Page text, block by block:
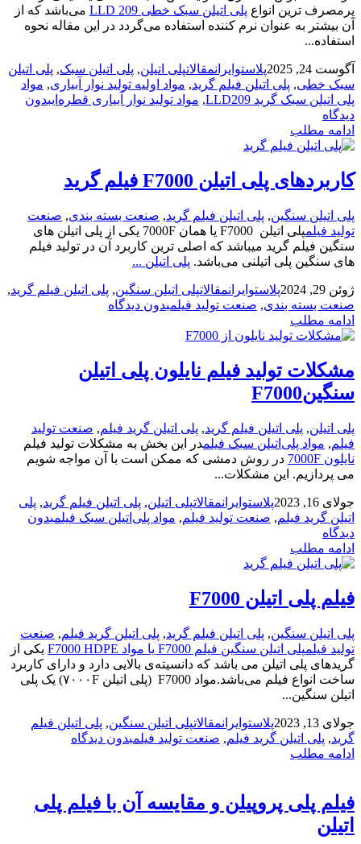
پرمصرف ترین انواع پلی اتیلن سبک خطی LLD 209
می‌باشد که از
آن بیشتر به عنوان نرم کننده استفاده می‌گردد در این مقاله نحوه
استفاده...
آگوست 24, 2025 پلاستوایرانمقالاتپلی اتیلن, پلی اتیلن سبک, پلی اتیلن
سبک خطی, پلی اتیلن فیلم گرید, مواد اولیه تولید نوار آبیاری, مواد
پلی اتیلن سبک گرید LLD209
, مواد تولید نوار آبیاری قطره‌ایبدون
دیدگاه
ادامه مطلب
کاربردهای پلی اتیلن F7000 فیلم گرید
پلی اتیلن سنگین, پلی اتیلن فیلم گرید, صنعت بسته بندی, صنعت
تولید فیلم
پلی اتیلن F7000 یا همان 7000F یکی از پلی اتیلن های
سنگین فیلم گرید میباشد که اصلی ترین کاربرد آن در تولید فیلم
های سنگین پلی اتیلنی می‌باشد. پلی اتیلن ...
ژوئن 29, 2024 پلاستوایرانمقالاتپلی اتیلن سنگین, پلی اتیلن فیلم گرید,
صنعت بسته بندی, صنعت تولید فیلمبدون دیدگاه
ادامه مطلب
مشکلات تولید فیلم نایلون پلی اتیلن
سنگینF7000
پلی اتیلن, پلی اتیلن فیلم گرید, پلی اتیلن گرید فیلم, صنعت تولید
فیلم, مواد پلی‌اتیلن سبک فیلمدر این بخش به مشکلات تولید فیلم
نایلون 7000F
در روش دمشی که ممکن است با آن مواجه شویم
می پردازیم. این مشکلات...
جولای 16, 2023 پلاستوایرانمقالاتپلی اتیلن, پلی اتیلن فیلم گرید, پلی
اتیلن گرید فیلم, صنعت تولید فیلم, مواد پلی‌اتیلن سبک فیلمبدون
دیدگاه
ادامه مطلب
فیلم پلی اتیلن F7000
پلی اتیلن سنگین, پلی اتیلن فیلم گرید, پلی اتیلن گرید فیلم, صنعت
تولید فیلمپلی اتیلن سنگین فیلم F7000 یا مواد F7000 HDPE
یکی از
گریدهای پلی اتیلن می باشد که دانسیته‌ی بالایی دارد و دارای کاربرد
ساخت انواع فیلم می‌باشد.مواد F7000 (پلی اتیلن ۷۰۰۰F) یک پلی
اتیلن سنگین...
جولای 13, 2023 پلاستوایرانمقالاتپلی اتیلن سنگین, پلی اتیلن فیلم
گرید, پلی اتیلن گرید فیلم, صنعت تولید فیلمبدون دیدگاه
ادامه مطلب
فیلم پلی پروپیلن و مقایسه آن با فیلم پلی
اتیلن